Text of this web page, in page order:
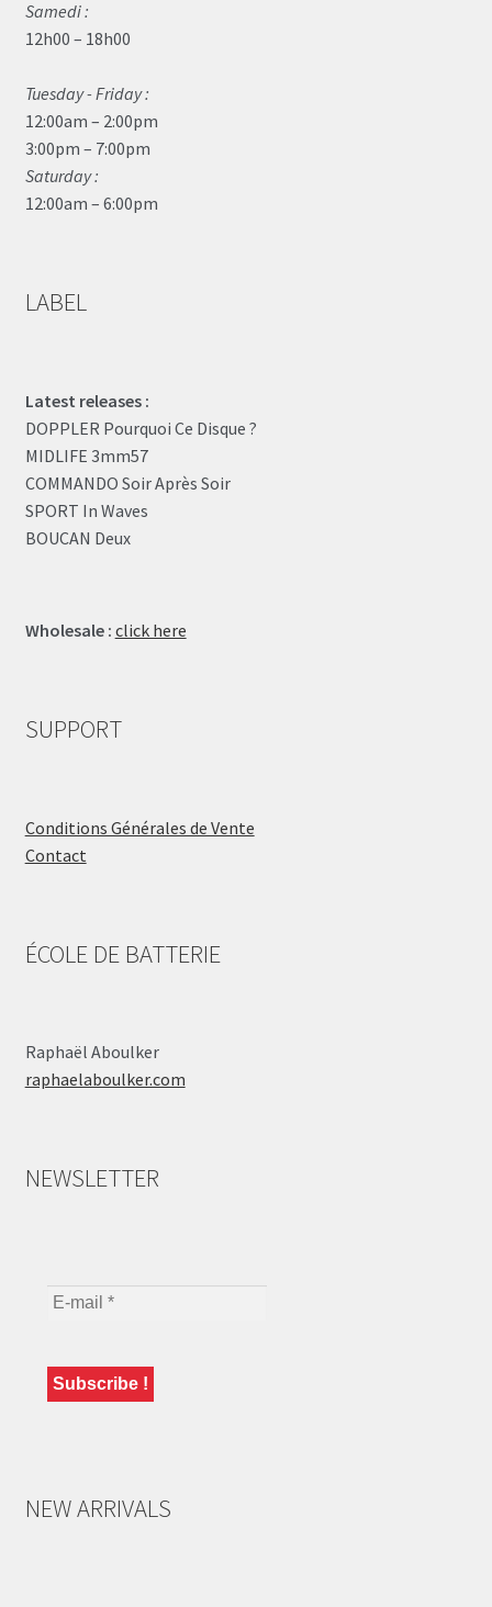
Samedi :
12h00 – 18h00
Tuesday - Friday :
12:00am – 2:00pm
3:00pm – 7:00pm
Saturday :
12:00am – 6:00pm
LABEL
Latest releases :
DOPPLER Pourquoi Ce Disque ?
MIDLIFE 3mm57
COMMANDO Soir Après Soir
SPORT In Waves
BOUCAN Deux
Wholesale : click here
SUPPORT
Conditions Générales de Vente
Contact
ÉCOLE DE BATTERIE
Raphaël Aboulker
raphaelaboulker.com
NEWSLETTER
NEW ARRIVALS